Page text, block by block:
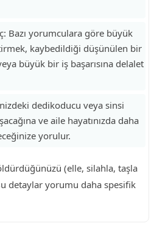
Bazı yorumculara göre büyük
kaybedildiği düşünülen bir
büyük bir iş başarısına delalet
dedikoducu veya sinsi
ve aile hayatınızda daha
yorulur.
(elle, silahla, taşla
detaylar yorumu daha spesifik